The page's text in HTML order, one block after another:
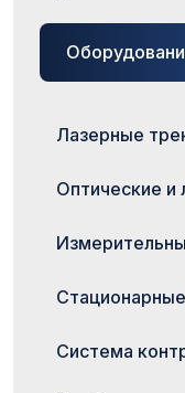
Лазерные
Оптические и
Система